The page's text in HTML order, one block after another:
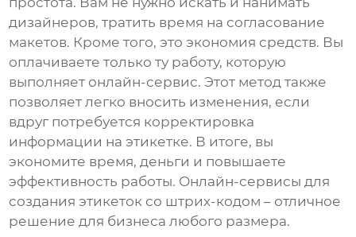
дизайнеров, тратить время на согласование
макетов. Кроме того, это экономия средств. Вы
оплачиваете только ту работу, которую
выполняет онлайн-сервис. Этот метод также
позволяет легко вносить изменения, если
вдруг потребуется корректировка
информации на этикетке. В итоге, вы
экономите время, деньги и повышаете
эффективность работы. Онлайн-сервисы для
создания этикеток со штрих-кодом – отличное
решение для бизнеса любого размера.